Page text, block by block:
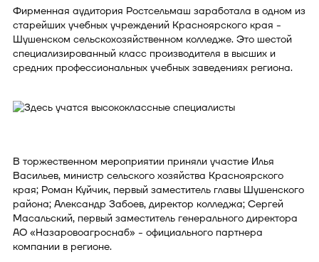
Фирменная аудитория Ростсельмаш заработала в одном из
старейших учебных учреждений Красноярского края -
Шушенском сельскохозяйственном колледже. Это шестой
специализированный класс производителя в высших и
средних профессиональных учебных заведениях региона.
В торжественном мероприятии приняли участие Илья
Васильев, министр сельского хозяйства Красноярского
края; Роман Куйчик, первый заместитель главы Шушенского
района; Александр Забоев, директор колледжа; Сергей
Масальский, первый заместитель генерального директора
АО «Назаровоагроснаб» - официального партнера
компании в регионе.